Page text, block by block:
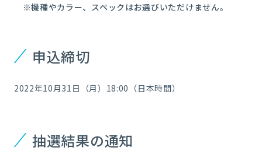
※機種やカラー、スペックはお選びいただけません。
申込締切
2022年10月31日（月）18:00（日本時間）
抽選結果の通知